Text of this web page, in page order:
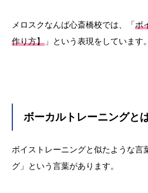
メロスクなんば心斎橋校では、「ボ
作り方】 」という表現をしています。
ボーカルトレーニングと
ボイストレーニングと似たような言
グ」という言葉があります。